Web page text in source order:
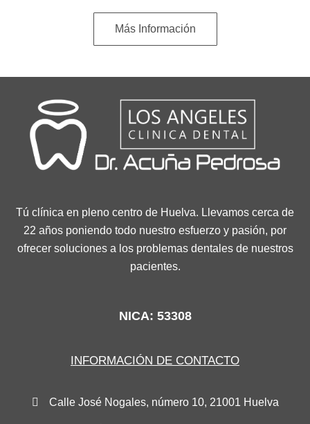
Más Información
Tú clínica en pleno centro de Huelva. Llevamos cerca de
22 años poniendo todo nuestro esfuerzo y pasión, por
ofrecer soluciones a los problemas dentales de nuestros
pacientes.
NICA: 53308
INFORMACIÓN DE CONTACTO
Calle José Nogales, número 10, 21001 Huelva